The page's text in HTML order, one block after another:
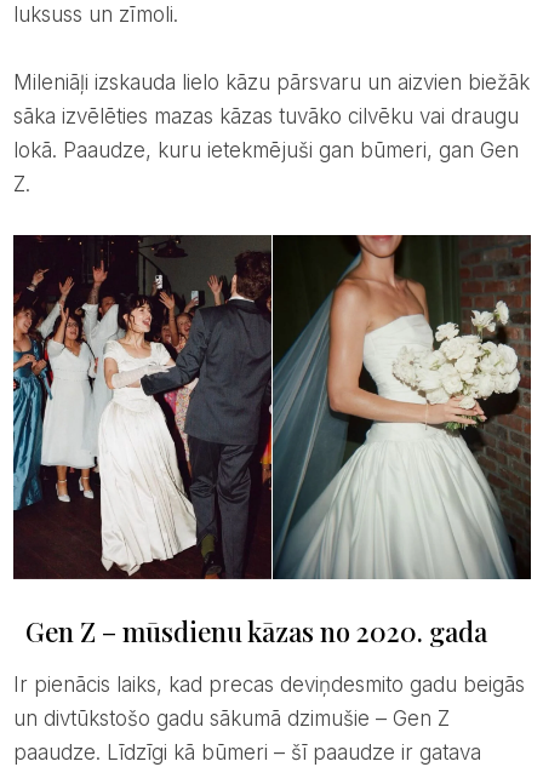
luksuss un zīmoli.
Mileniāļi izskauda lielo kāzu pārsvaru un aizvien biežāk
sāka izvēlēties mazas kāzas tuvāko cilvēku vai draugu
lokā. Paaudze, kuru ietekmējuši gan būmeri, gan Gen
Z.
Gen Z – mūsdienu kāzas no 2020. gada
un divtūkstošo gadu sākumā dzimušie – Gen Z
paaudze. Līdzīgi kā būmeri – šī paaudze ir gatava